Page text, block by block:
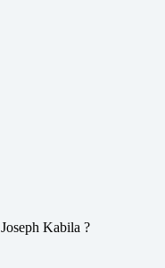
Kabila ?